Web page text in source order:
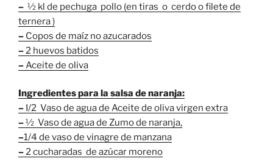
– ½ kl de pechuga pollo (en tiras o cerdo o filete de
ternera )
– Copos de maíz no azucarados
–2 huevos batidos
–Aceite de oliva
Ingredientes para la salsa de naranja:
– I/2 Vaso de agua de Aceite de oliva virgen extra
–½ Vaso de agua de Zumo de naranja,
–1/4 de vaso de vinagre de manzana
–2 cucharadas de azúcar moreno